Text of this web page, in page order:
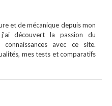
et de mécanique depuis mon
découvert la passion du
avec ce site.
mes tests et comparatifs